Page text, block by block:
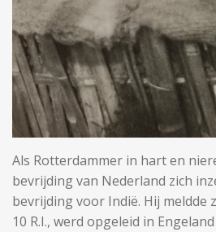
Als Rotterdammer in hart en
bevrijding van Nederland zich
bevrijding voor Indië. Hij meldde
10 R.I., werd opgeleid in